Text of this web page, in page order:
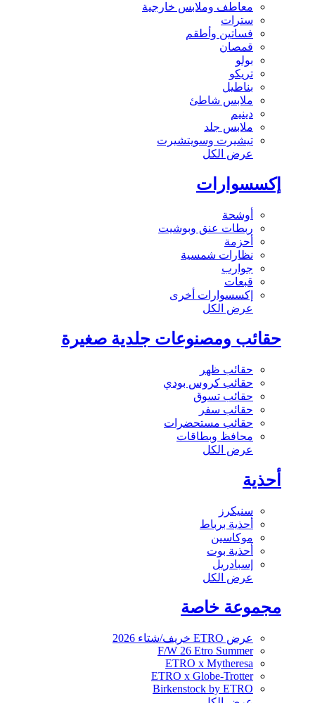
معاطف وملابس خارجية
سترات
فساتين وأطقم
قمصان
بولو
تريكو
بناطيل
ملابس شاطئ
دينيم
ملابس جلد
تيشيرت وسويتشيرت
عرض الكل
إكسسوارات
أوشحة
ربطات عنق وبوشيت
أحزمة
نظارات شمسية
جوارب
قبعات
إكسسوارات أخرى
عرض الكل
حقائب ومصنوعات جلدية صغيرة
حقائب ظهر
حقائب كروس بودي
حقائب تسوق
حقائب سفر
حقائب مستحضرات
محافظ وبطاقات
عرض الكل
أحذية
سنيكرز
أحذية برباط
موكاسين
أحذية بوت
إسبادريل
عرض الكل
مجموعة خاصة
عرض ETRO خريف/شتاء 2026
F/W 26 Etro Summer
ETRO x Mytheresa
ETRO x Globe-Trotter
Birkenstock by ETRO